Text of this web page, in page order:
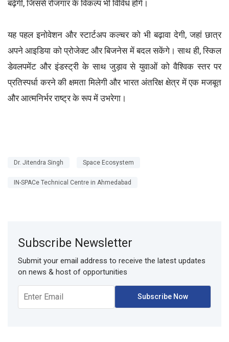
बढ़ेगी, जिससे रोजगार के विकल्प भी विविध होंगे।
यह पहल इनोवेशन और स्टार्टअप कल्चर को भी बढ़ावा देगी, जहां छात्र
अपने आइडिया को प्रोजेक्ट और बिजनेस में बदल सकेंगे। साथ ही, स्किल
डेवलपमेंट और इंडस्ट्री के साथ जुड़ाव से युवाओं को वैश्विक स्तर पर
प्रतिस्पर्धा करने की क्षमता मिलेगी और भारत अंतरिक्ष क्षेत्र में एक मजबूत
और आत्मनिर्भर राष्ट्र के रूप में उभरेगा।
Dr. Jitendra Singh Space Ecosystem
IN-SPACe Technical Centre in Ahmedabad
Subscribe Newsletter
Submit your email address to receive the latest updates
on news & host of opportunities